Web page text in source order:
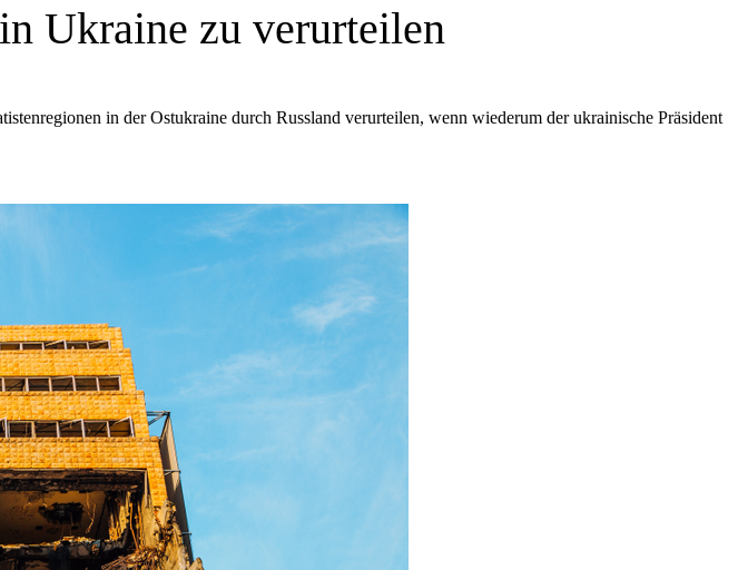
Ukraine zu verurteilen
in der Ostukraine durch Russland verurteilen, wenn wiederum der ukrainische Präsident